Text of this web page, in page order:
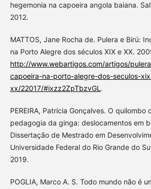
hegemonia na capoeira angola baiana.
2012.
MATTOS, Jane Rocha de. Pulera e Birú:
na Porto Alegre dos séculos XIX e XX.
http://www.webartigos.com/artigos/
capoeira-na-porto-alegre-dos-seculos-
xx/22017/#ixzz2ZpTbzvGL .
PEREIRA, Patrícia Gonçalves. O quilombo
pedagogia da ginga: deslocamentos em
Dissertação de Mestrado em
Universidade Federal do Rio Grande do
2019.
POGLIA, Marco A. S. Todo mundo não é